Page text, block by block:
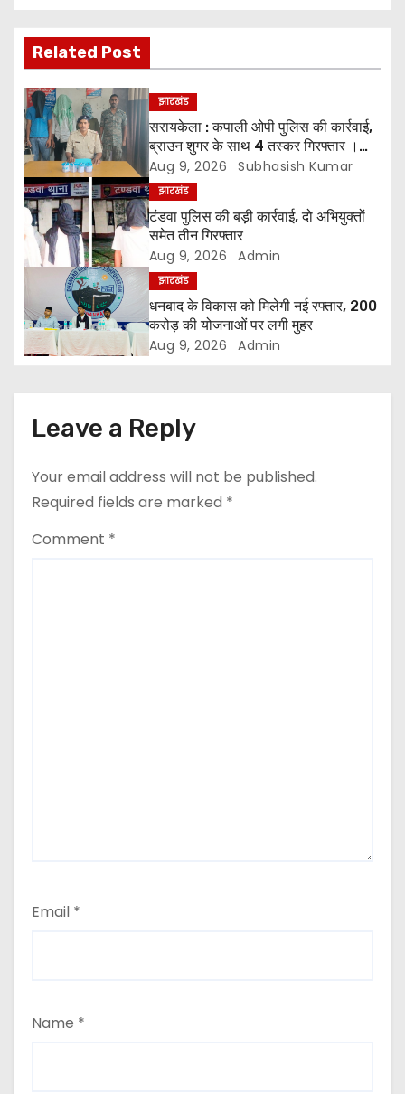
n
a
v
i
g
a
t
i
o
Related Post
झारखंड
सरायकेला : कपाली ओपी पुलिस की कार्रवाई,
ब्राउन शुगर के साथ 4 तस्कर गिरफ्तार ।
*चारों को भेजा गया न्यायिक हिरासत में
Aug 9, 2026 Subhasish Kumar
झारखंड
टंडवा पुलिस की बड़ी कार्रवाई, दो अभियुक्तों
समेत तीन गिरफ्तार
Aug 9, 2026 Admin
झारखंड
धनबाद के विकास को मिलेगी नई रफ्तार, 200
करोड़ की योजनाओं पर लगी मुहर
Aug 9, 2026 Admin
Leave a Reply
Your email address will not be published.
Required fields are marked *
Comment *
Email *
Name *